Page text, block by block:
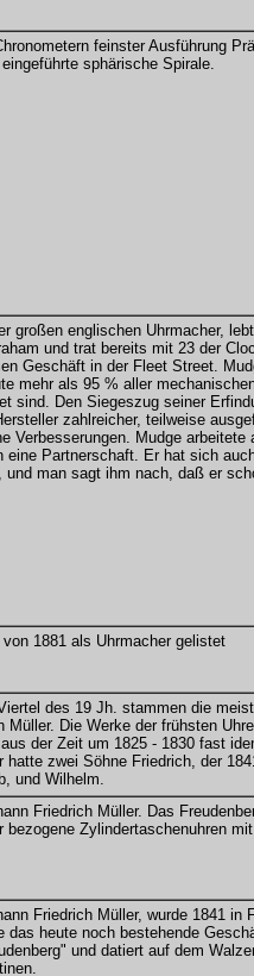
feinster Ausführung
sphärische Spirale.
großen englischen Uhrmacher,
und trat bereits mit 23 der
Geschäft in der Fleet Street.
mehr als 95 % aller
sind. Den Siegeszug seiner
zahlreicher, teilweise
Verbesserungen. Mudge arbeitete
eine Partnerschaft. Er hat sich
man sagt ihm nach, daß er
1881 als Uhrmacher gelistet
des 19 Jh. stammen die
Müller. Die Werke der frühsten
der Zeit um 1825 - 1830 fast
hatte zwei Söhne Friedrich, der
und Wilhelm.
Friedrich Müller. Das
Zylindertaschenuhren mit
Friedrich Müller, wurde 1841 in
das heute noch bestehende
und datiert auf dem